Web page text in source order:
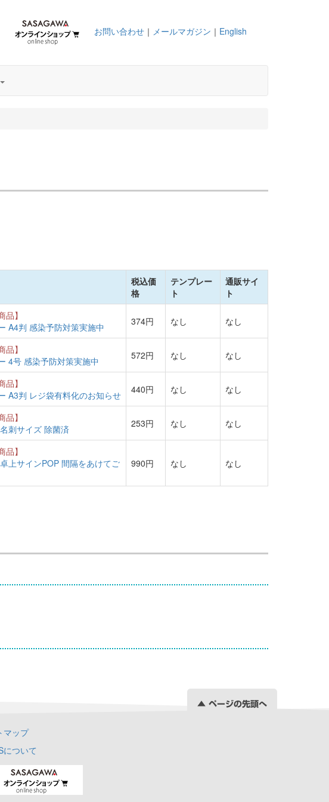
お問い合わせ｜ メールマガジン ｜ English
税込価
格
テンプレー
ト
通販サイ
ト
品】
A4判 感染予防対策実施中
374円 なし なし
品】
4号 感染予防対策実施中
572円 なし なし
品】
A3判 レジ袋有料化のお知らせ
440円 なし なし
品】
刺サイズ 除菌済
253円 なし なし
品】
上サインPOP 間隔をあけてご
990円 なし なし
マップ
について